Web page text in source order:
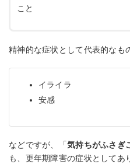
こと
精神的な症状として代表的なも
イライラ
安感
などですが、「気持ちがふさぎ
も、更年期障害の症状としてあ